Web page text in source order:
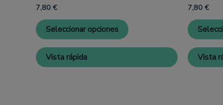
7,80 €
Seleccionar opciones
Las
opciones
Vista rápida
7,80 €
Vista